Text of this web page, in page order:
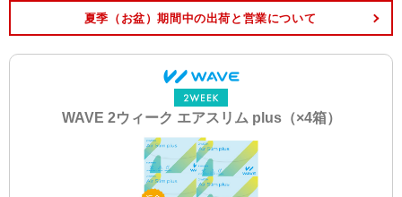
夏季（お盆）期間中の出荷と営業について
WAVE 2ウィーク エアスリム plus（×4箱）